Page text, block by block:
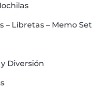
– Libretas – Memo Set
Diversión